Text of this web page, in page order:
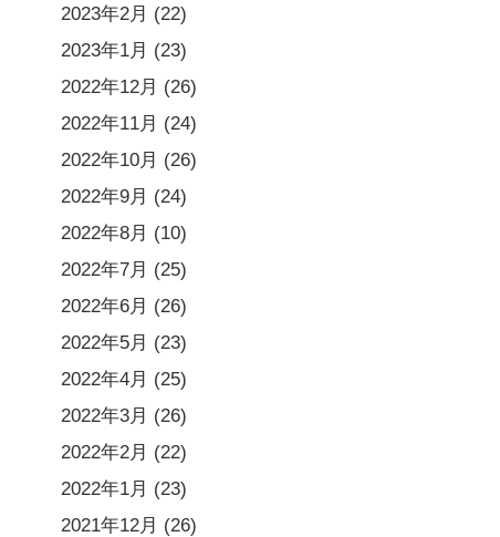
2023年2月 (22)
2023年1月 (23)
2022年12月 (26)
2022年11月 (24)
2022年10月 (26)
2022年9月 (24)
2022年8月 (10)
2022年7月 (25)
2022年6月 (26)
2022年5月 (23)
2022年4月 (25)
2022年3月 (26)
2022年2月 (22)
2022年1月 (23)
2021年12月 (26)